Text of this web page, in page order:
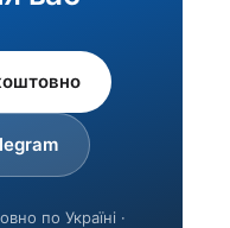
по Україні ·